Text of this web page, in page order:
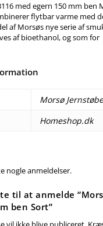
med egern 150 mm ben
flytbar varme med
af Morsøs nye serie af
af bioethanol, og som for
Morsø
Homeshop.dk
nogle anmeldelser.
til at anmelde
ben Sort”